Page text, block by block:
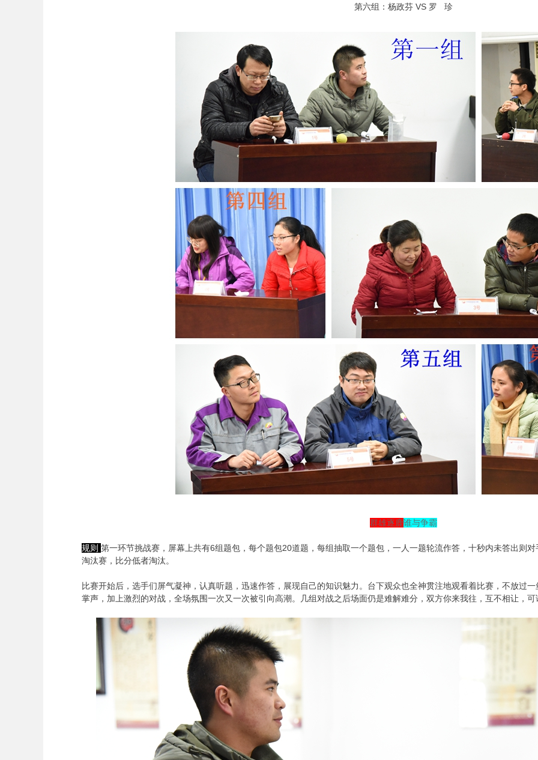
第六组：杨政芬 VS 罗 珍
群雄逐鹿谁与争霸
规则 第一环节挑战赛，屏幕上共有6组题包，每个题包20道题，每组抽取一个题包，一人一题轮流作答，十秒内未答出则
淘汰赛，比分低者淘汰。
比赛开始后，选手们屏气凝神，认真听题，迅速作答，展现自己的知识魅力。台下观众也全神贯注地观看着比赛，不放过
掌声，加上激烈的对战，全场氛围一次又一次被引向高潮。几组对战之后场面仍是难解难分，双方你来我往，互不相让，